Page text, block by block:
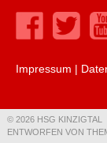
Impressum |
© 2026 HSG KINZIGTAL
ENTWORFEN VON